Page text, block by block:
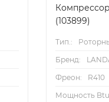
Компрессор
(103899)
Тип.:
Бренд:
Фреон:
R410
Мощность